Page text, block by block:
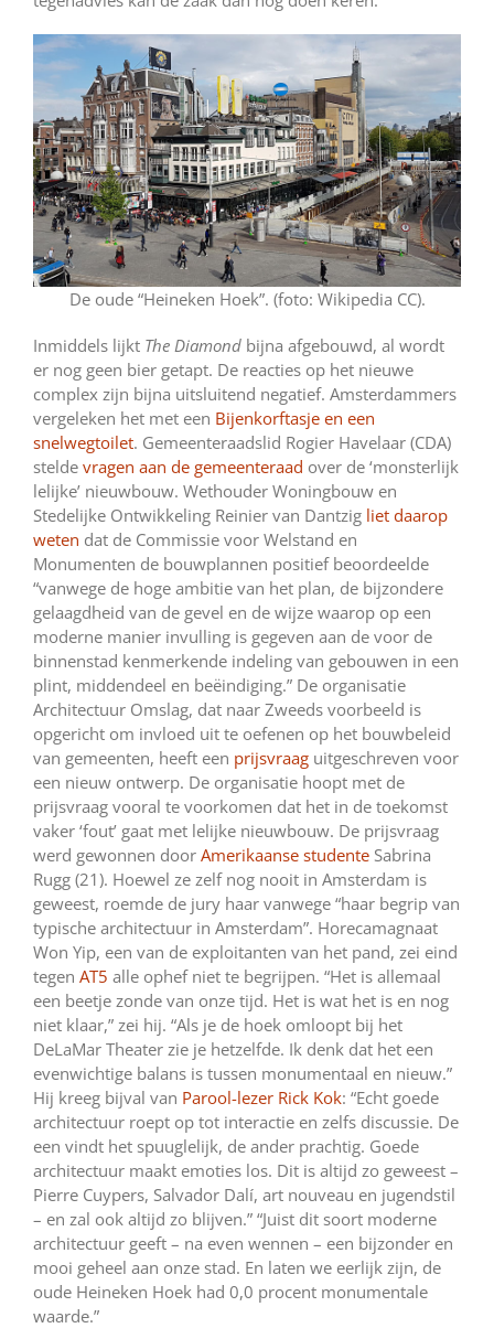
De oude “Heineken Hoek”. (foto: Wikipedia CC).
Inmiddels lijkt The Diamond bijna afgebouwd, al wordt
er nog geen bier getapt. De reacties op het nieuwe
complex zijn bijna uitsluitend negatief. Amsterdammers
vergeleken het met een Bijenkorftasje en een
snelwegtoilet. Gemeenteraadslid Rogier Havelaar (CDA)
stelde vragen aan de gemeenteraad over de ‘monsterlijk
lelijke’ nieuwbouw. Wethouder Woningbouw en
Stedelijke Ontwikkeling Reinier van Dantzig liet daarop
weten dat de Commissie voor Welstand en
Monumenten de bouwplannen positief beoordeelde
“vanwege de hoge ambitie van het plan, de bijzondere
gelaagdheid van de gevel en de wijze waarop op een
moderne manier invulling is gegeven aan de voor de
binnenstad kenmerkende indeling van gebouwen in een
plint, middendeel en beëindiging.” De organisatie
Architectuur Omslag, dat naar Zweeds voorbeeld is
opgericht om invloed uit te oefenen op het bouwbeleid
van gemeenten, heeft een prijsvraag uitgeschreven voor
een nieuw ontwerp. De organisatie hoopt met de
prijsvraag vooral te voorkomen dat het in de toekomst
vaker ‘fout’ gaat met lelijke nieuwbouw. De prijsvraag
werd gewonnen door Amerikaanse studente Sabrina
Rugg (21). Hoewel ze zelf nog nooit in Amsterdam is
geweest, roemde de jury haar vanwege “haar begrip van
typische architectuur in Amsterdam”. Horecamagnaat
Won Yip, een van de exploitanten van het pand, zei eind
tegen AT5 alle ophef niet te begrijpen. “Het is allemaal
een beetje zonde van onze tijd. Het is wat het is en nog
niet klaar,” zei hij. “Als je de hoek omloopt bij het
DeLaMar Theater zie je hetzelfde. Ik denk dat het een
evenwichtige balans is tussen monumentaal en nieuw.”
Hij kreeg bijval van Parool-lezer Rick Kok: “Echt goede
architectuur roept op tot interactie en zelfs discussie. De
een vindt het spuuglelijk, de ander prachtig. Goede
architectuur maakt emoties los. Dit is altijd zo geweest –
Pierre Cuypers, Salvador Dalí, art nouveau en jugendstil
– en zal ook altijd zo blijven.” “Juist dit soort moderne
architectuur geeft – na even wennen – een bijzonder en
mooi geheel aan onze stad. En laten we eerlijk zijn, de
oude Heineken Hoek had 0,0 procent monumentale
waarde.”